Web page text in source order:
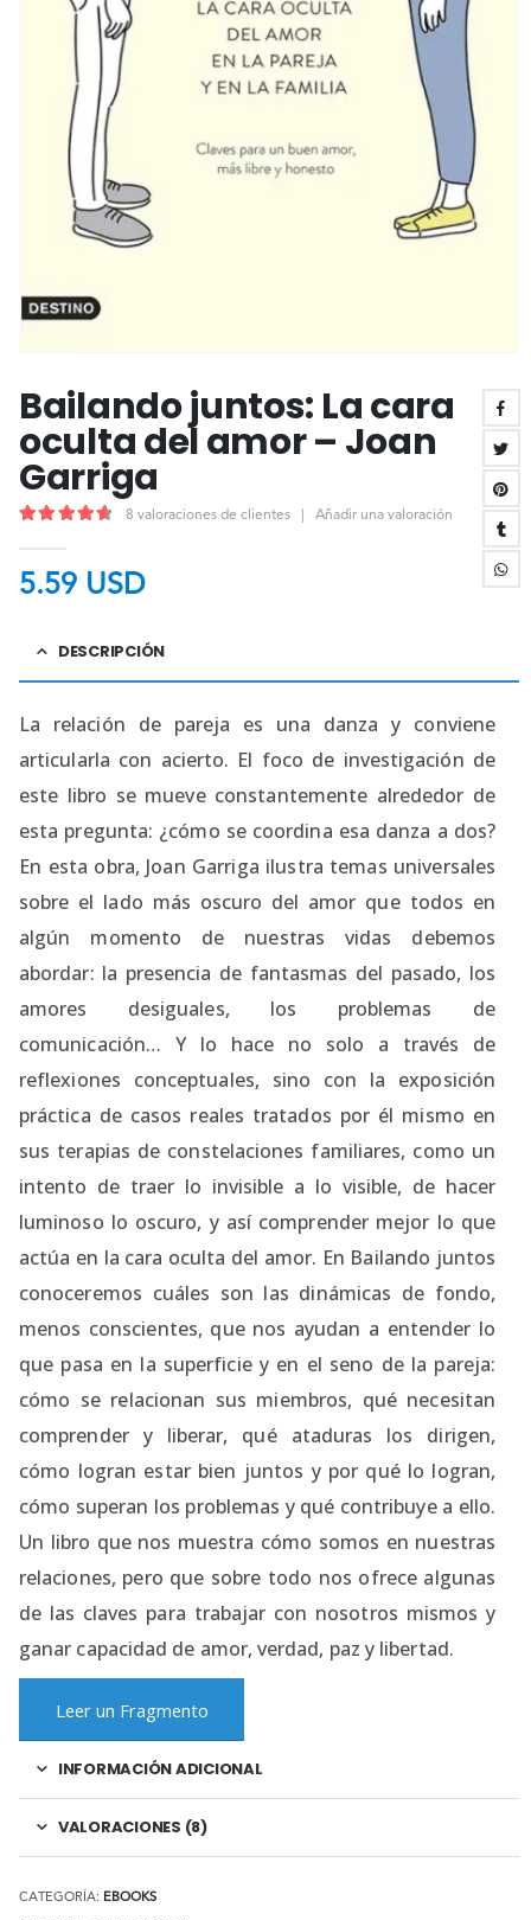
Bailando juntos: La cara
oculta del amor – Joan
Garriga
8 valoraciones de clientes Añadir una valoración
5.59 USD
DESCRIPCIÓN
La relación de pareja es una danza y conviene
articularla con acierto. El foco de investigación de
este libro se mueve constantemente alrededor de
esta pregunta: ¿cómo se coordina esa danza a dos?
En esta obra, Joan Garriga ilustra temas universales
sobre el lado más oscuro del amor que todos en
algún momento de nuestras vidas debemos
abordar: la presencia de fantasmas del pasado, los
amores desiguales, los problemas de
comunicación… Y lo hace no solo a través de
reflexiones conceptuales, sino con la exposición
práctica de casos reales tratados por él mismo en
sus terapias de constelaciones familiares, como un
intento de traer lo invisible a lo visible, de hacer
luminoso lo oscuro, y así comprender mejor lo que
actúa en la cara oculta del amor. En Bailando juntos
conoceremos cuáles son las dinámicas de fondo,
menos conscientes, que nos ayudan a entender lo
que pasa en la superficie y en el seno de la pareja:
cómo se relacionan sus miembros, qué necesitan
comprender y liberar, qué ataduras los dirigen,
cómo logran estar bien juntos y por qué lo logran,
cómo superan los problemas y qué contribuye a ello.
Un libro que nos muestra cómo somos en nuestras
relaciones, pero que sobre todo nos ofrece algunas
de las claves para trabajar con nosotros mismos y
ganar capacidad de amor, verdad, paz y libertad.
Leer un Fragmento
INFORMACIÓN ADICIONAL
VALORACIONES (8)
CATEGORÍA: EBOOKS